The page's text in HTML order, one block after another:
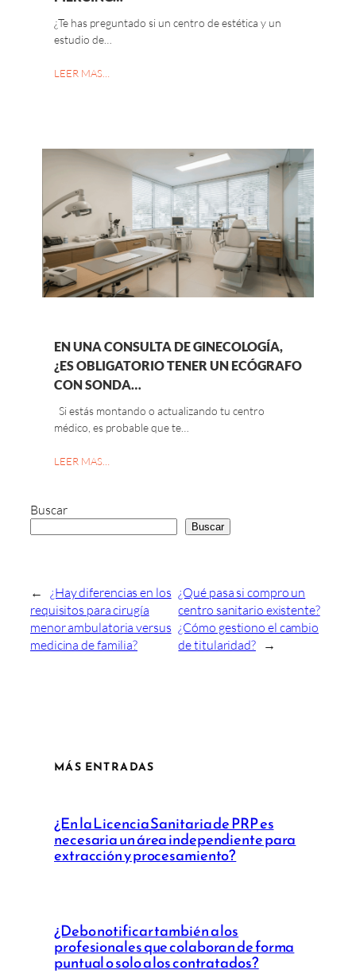
¿Te has preguntado si un centro de estética y un
estudio de…
LEER MAS…
EN UNA CONSULTA DE GINECOLOGÍA,
¿ES OBLIGATORIO TENER UN ECÓGRAFO
CON SONDA…
Si estás montando o actualizando tu centro
médico, es probable que te…
LEER MAS…
Buscar
Buscar
← ¿Hay diferencias en los
requisitos para cirugía
menor ambulatoria versus
medicina de familia?
¿Qué pasa si compro un
centro sanitario existente?
¿Cómo gestiono el cambio
de titularidad?
→
MÁS ENTRADAS
¿En la Licencia Sanitaria de PRP es
necesaria un área independiente para
extracción y procesamiento?
¿Debo notificar también a los
profesionales que colaboran de forma
puntual o solo a los contratados?